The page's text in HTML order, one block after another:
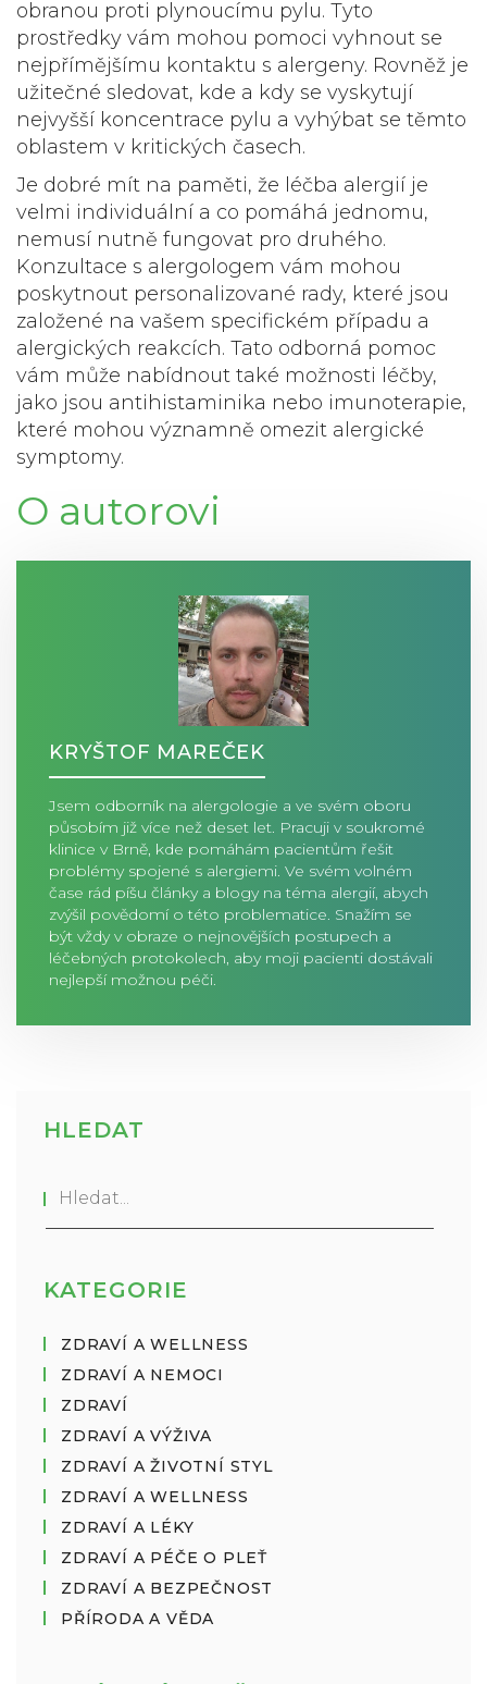
obranou proti plynoucímu pylu. Tyto
prostředky vám mohou pomoci vyhnout se
nejpřímějšímu kontaktu s alergeny. Rovněž je
užitečné sledovat, kde a kdy se vyskytují
nejvyšší koncentrace pylu a vyhýbat se těmto
oblastem v kritických časech.
Je dobré mít na paměti, že léčba alergií je
velmi individuální a co pomáhá jednomu,
nemusí nutně fungovat pro druhého.
Konzultace s alergologem vám mohou
poskytnout personalizované rady, které jsou
založené na vašem specifickém případu a
alergických reakcích. Tato odborná pomoc
vám může nabídnout také možnosti léčby,
jako jsou antihistaminika nebo imunoterapie,
které mohou významně omezit alergické
symptomy.
O autorovi
KRYŠTOF MAREČEK
Jsem odborník na alergologie a ve svém oboru
působím již více než deset let. Pracuji v soukromé
klinice v Brně, kde pomáhám pacientům řešit
problémy spojené s alergiemi. Ve svém volném
čase rád píšu články a blogy na téma alergií, abych
zvýšil povědomí o této problematice. Snažím se
být vždy v obraze o nejnovějších postupech a
léčebných protokolech, aby moji pacienti dostávali
nejlepší možnou péči.
HLEDAT
KATEGORIE
ZDRAVÍ A WELLNESS
ZDRAVÍ A NEMOCI
ZDRAVÍ
ZDRAVÍ A VÝŽIVA
ZDRAVÍ A ŽIVOTNÍ STYL
ZDRAVÍ A WELLNESS
ZDRAVÍ A LÉKY
ZDRAVÍ A PÉČE O PLEŤ
ZDRAVÍ A BEZPEČNOST
PŘÍRODA A VĚDA